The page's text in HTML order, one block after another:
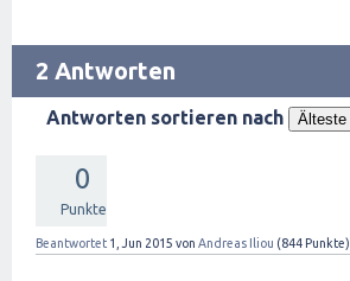
2 Antworten
Antworten sortieren nach Älteste
0
Punkte
Beantwortet 1, Jun 2015 von Andreas Iliou (844 Punkte)